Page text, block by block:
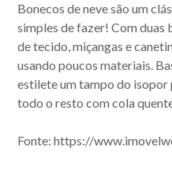
Bonecos de neve são um
simples de fazer! Com duas
de tecido, miçangas e
usando poucos materiais.
estilete um tampo do isopor
todo o resto com cola
Fonte: https://